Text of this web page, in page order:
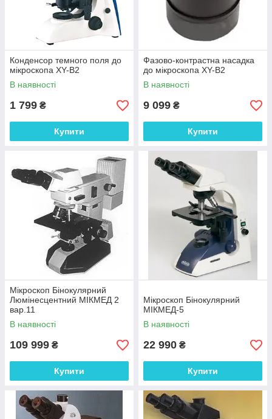
Конденсор темного поля до
мікроскопа XY-B2
В наявності
1 799 ₴
Купити
Фазово-контрастна насадка
до мікроскопа XY-B2
В наявності
9 099 ₴
Купити
Мікроскоп Бінокулярний
Люмінесцентний МІКМЕД 2
вар.11
В наявності
109 999 ₴
Купити
Мікроскоп Бінокулярний
МІКМЕД-5
В наявності
22 990 ₴
Купити